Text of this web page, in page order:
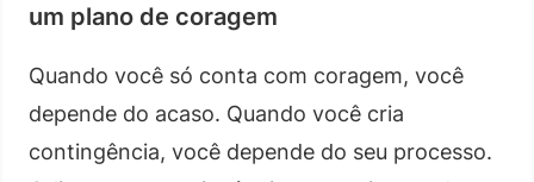
um plano de coragem
Quando você só conta com coragem, você
depende do acaso. Quando você cria
contingência, você depende do seu processo.